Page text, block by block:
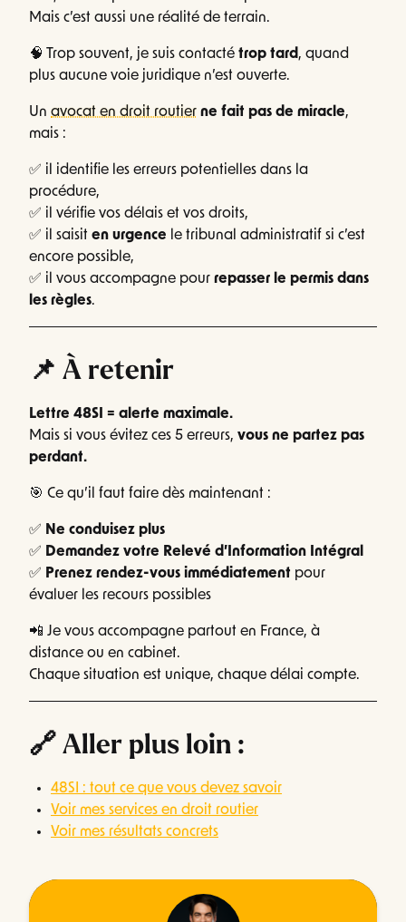
Mais c’est aussi une réalité de terrain.
🧠 Trop souvent, je suis contacté trop tard, quand
plus aucune voie juridique n’est ouverte.
Un avocat en droit routier ne fait pas de miracle,
mais :
✅ il identifie les erreurs potentielles dans la
procédure,
✅ il vérifie vos délais et vos droits,
✅ il saisit en urgence le tribunal administratif si c’est
encore possible,
✅ il vous accompagne pour repasser le permis dans
les règles.
📌 À retenir
Lettre 48SI = alerte maximale.
Mais si vous évitez ces 5 erreurs, vous ne partez pas
perdant.
🎯 Ce qu’il faut faire dès maintenant :
✅ Ne conduisez plus
✅ Demandez votre Relevé d’Information Intégral
✅ Prenez rendez-vous immédiatement pour
évaluer les recours possibles
📲 Je vous accompagne partout en France, à
distance ou en cabinet.
Chaque situation est unique, chaque délai compte.
🔗 Aller plus loin :
48SI : tout ce que vous devez savoir
Voir mes services en droit routier
Voir mes résultats concrets